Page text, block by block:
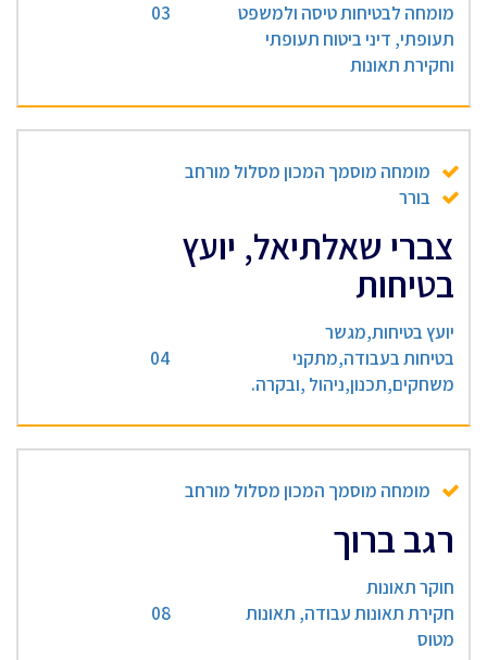
מומחה לבטיחות טיסה ולמשפט
תעופתי, דיני ביטוח תעופתי
וחקירת תאונות
03
מומחה מוסמך המכון מסלול מורחב
בורר
צברי שאלתיאל, יועץ
בטיחות
יועץ בטיחות,מגשר
בטיחות בעבודה,מתקני
משחקים,תכנון,ניהול ,ובקרה.
04
מומחה מוסמך המכון מסלול מורחב
רגב ברוך
חוקר תאונות
חקירת תאונות עבודה, תאונות
מטוס
08